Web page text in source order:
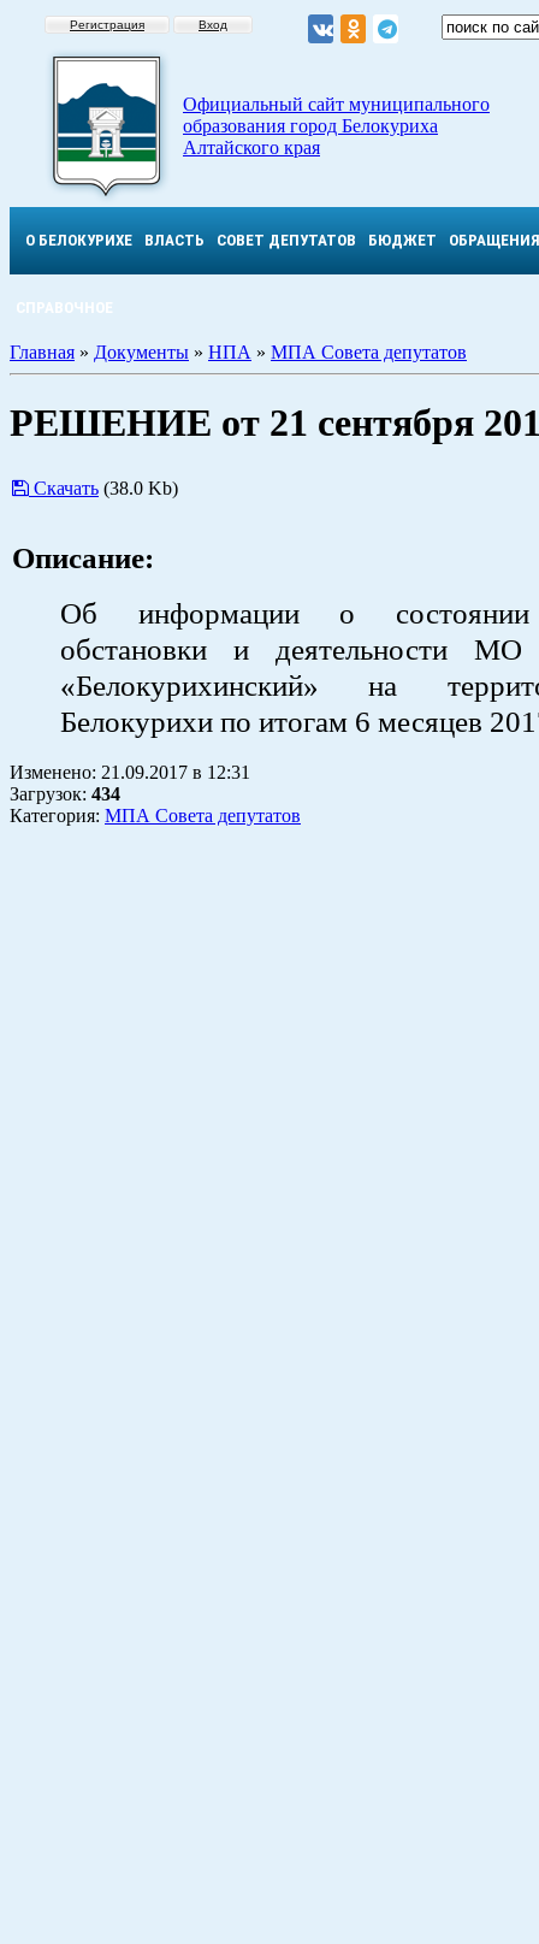
Регистрация Вход
Официальный сайт муниципального
образования город Белокуриха
Алтайского края
О БЕЛОКУРИХЕ ВЛАСТЬ СОВЕТ ДЕПУТАТОВ БЮДЖЕТ ОБРАЩЕНИЯ
СПРАВОЧНОЕ
Главная » Документы » НПА » МПА Совета депутатов
РЕШЕНИЕ от 21 сентября
Скачать (38.0 Kb)
Описание:
Об информации о состоянии
обстановки и деятельности
«Белокурихинский» на
Белокурихи по итогам 6 месяцев
Изменено: 21.09.2017 в 12:31
Загрузок: 434
Категория: МПА Совета депутатов